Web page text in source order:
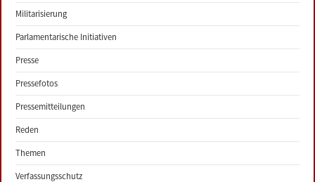
Militarisierung
Parlamentarische Initiativen
Presse
Pressefotos
Pressemitteilungen
Reden
Themen
Verfassungsschutz